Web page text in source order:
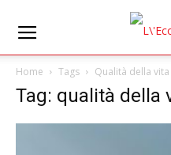
Home Tags Qualità della vita
Tag: qualità della